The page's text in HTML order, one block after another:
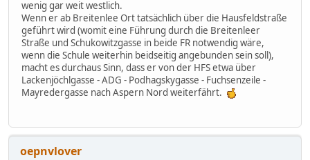
wenig gar weit westlich.
Wenn er ab Breitenlee Ort tatsächlich über die Hausfeldstraße
geführt wird (womit eine Führung durch die Breitenleer
Straße und Schukowitzgasse in beide FR notwendig wäre,
wenn die Schule weiterhin beidseitig angebunden sein soll),
macht es durchaus Sinn, dass er von der HFS etwa über
Lackenjöchlgasse - ADG - Podhagskygasse - Fuchsenzeile -
Mayredergasse nach Aspern Nord weiterfährt.
oepnvlover